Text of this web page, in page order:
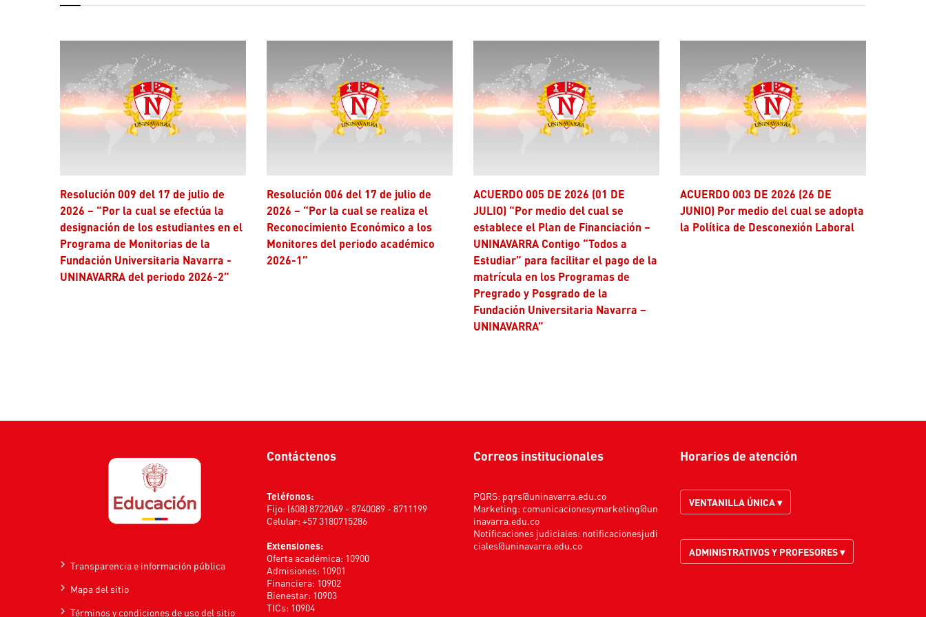
Resolución 009 del 17 de julio de
2026 – “Por la cual se efectúa la
designación de los estudiantes en el
Programa de Monitorias de la
Fundación Universitaria Navarra -
UNINAVARRA del periodo 2026-2”
Resolución 006 del 17 de julio de
2026 – “Por la cual se realiza el
Reconocimiento Económico a los
Monitores del periodo académico
2026-1”
ACUERDO 005 DE 2026 (01 DE
JULIO) “Por medio del cual se
establece el Plan de Financiación –
UNINAVARRA Contigo “Todos a
Estudiar” para facilitar el pago de la
matrícula en los Programas de
Pregrado y Posgrado de la
Fundación Universitaria Navarra –
UNINAVARRA”
ACUERDO 003 DE 2026 (26 DE
JUNIO) Por medio del cual se adopta
la Política de Desconexión Laboral
Transparencia e información pública
Mapa del sitio
Términos y condiciones de uso del sitio
Contáctenos
Teléfonos:
Fijo: (608) 8722049 - 8740089 - 8711199
Celular: +57 3180715286
Extensiones:
Oferta académica: 10900
Admisiones: 10901
Financiera: 10902
Bienestar: 10903
TICs: 10904
Correos institucionales
PQRS: pqrs@uninavarra.edu.co
Marketing: comunicacionesymarketing@un
inavarra.edu.co
Notificaciones judiciales: notificacionesjudi
ciales@uninavarra.edu.co
Horarios de atención
VENTANILLA ÚNICA ▾
ADMINISTRATIVOS Y PROFESORES ▾